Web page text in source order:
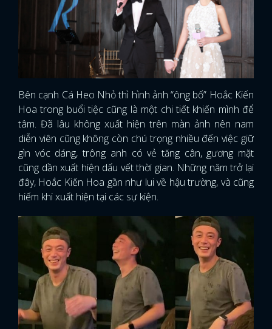
Bên cạnh Cá Heo Nhỏ thì hình ảnh “ông bố” Hoắc Kiến
Hoa trong buổi tiệc cũng là một chi tiết khiến mình để
tâm. Đã lâu không xuất hiện trên màn ảnh nên nam
diễn viên cũng không còn chú trọng nhiều đến việc giữ
gìn vóc dáng, trông anh có vẻ tăng cân, gương mặt
cũng dần xuất hiện dấu vết thời gian. Những năm trở lại
đây, Hoắc Kiến Hoa gần như lui về hậu trường, và cũng
hiếm khi xuất hiện tại các sự kiện.